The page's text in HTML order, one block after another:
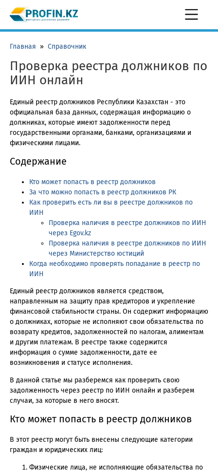
Главная » Справочник
Проверка реестра должников по
ИИН онлайн
Единый реестр должников Республики Казахстан - это
официальная база данных, содержащая информацию о
должниках, которые имеют задолженности перед
государственными органами, банками, организациями и
физическими лицами.
Содержание
Кто может попасть в реестр должников
За что можно попасть в реестр должников РК
Как проверить есть ли вы в реестре должников по
ИИН
Проверка наличия в реестре должников по ИИН
через Egov.kz
Проверка наличия в реестре должников по ИИН
через Министерство юстиций
Когда необходимо проверять попадание в реестр по
ИИН
Единый реестр должников является средством,
направленным на защиту прав кредиторов и укрепление
финансовой стабильности страны. Он содержит информацию
о должниках, которые не исполняют свои обязательства по
возврату кредитов, задолженностей по налогам, алиментам
и другим платежам. В реестре также содержится
информация о сумме задолженности, дате ее
возникновения и статусе исполнения.
В данной статье мы разберемся как проверить свою
задолженность через реестр по ИИН онлайн и разберем
случаи, за которые в него вносят.
Кто может попасть в реестр должников
В этот реестр могут быть внесены следующие категории
граждан и юридических лиц:
Физические лица, не исполняющие обязательства по